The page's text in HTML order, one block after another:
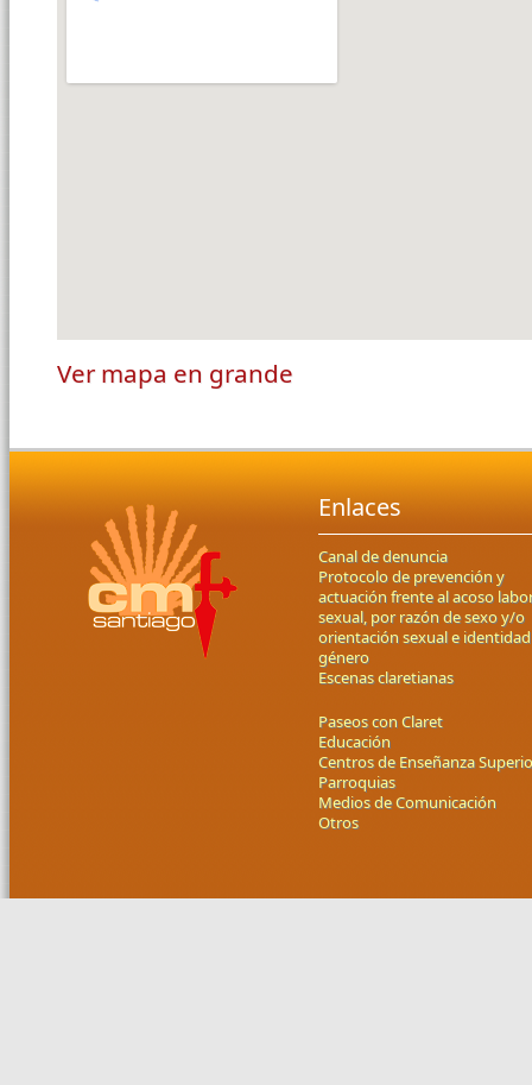
Ver mapa en grande
Enlaces
Canal de denuncia
Protocolo de prevención y
actuación frente al acoso
sexual, por razón de sexo y/o
orientación sexual e
género
Escenas claretianas
Paseos con Claret
Educación
Centros de Enseñanza
Parroquias
Medios de Comunicación
Otros